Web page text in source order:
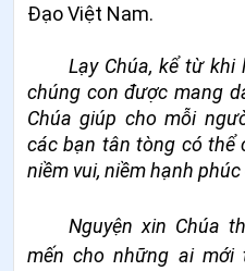
Đạo Việt Nam.
Lạy Chúa, kể từ
chúng con được mang
Chúa giúp cho mỗi
các bạn tân tòng có thể
niềm vui, niềm hạnh
Nguyện xin Chúa
mến cho những ai